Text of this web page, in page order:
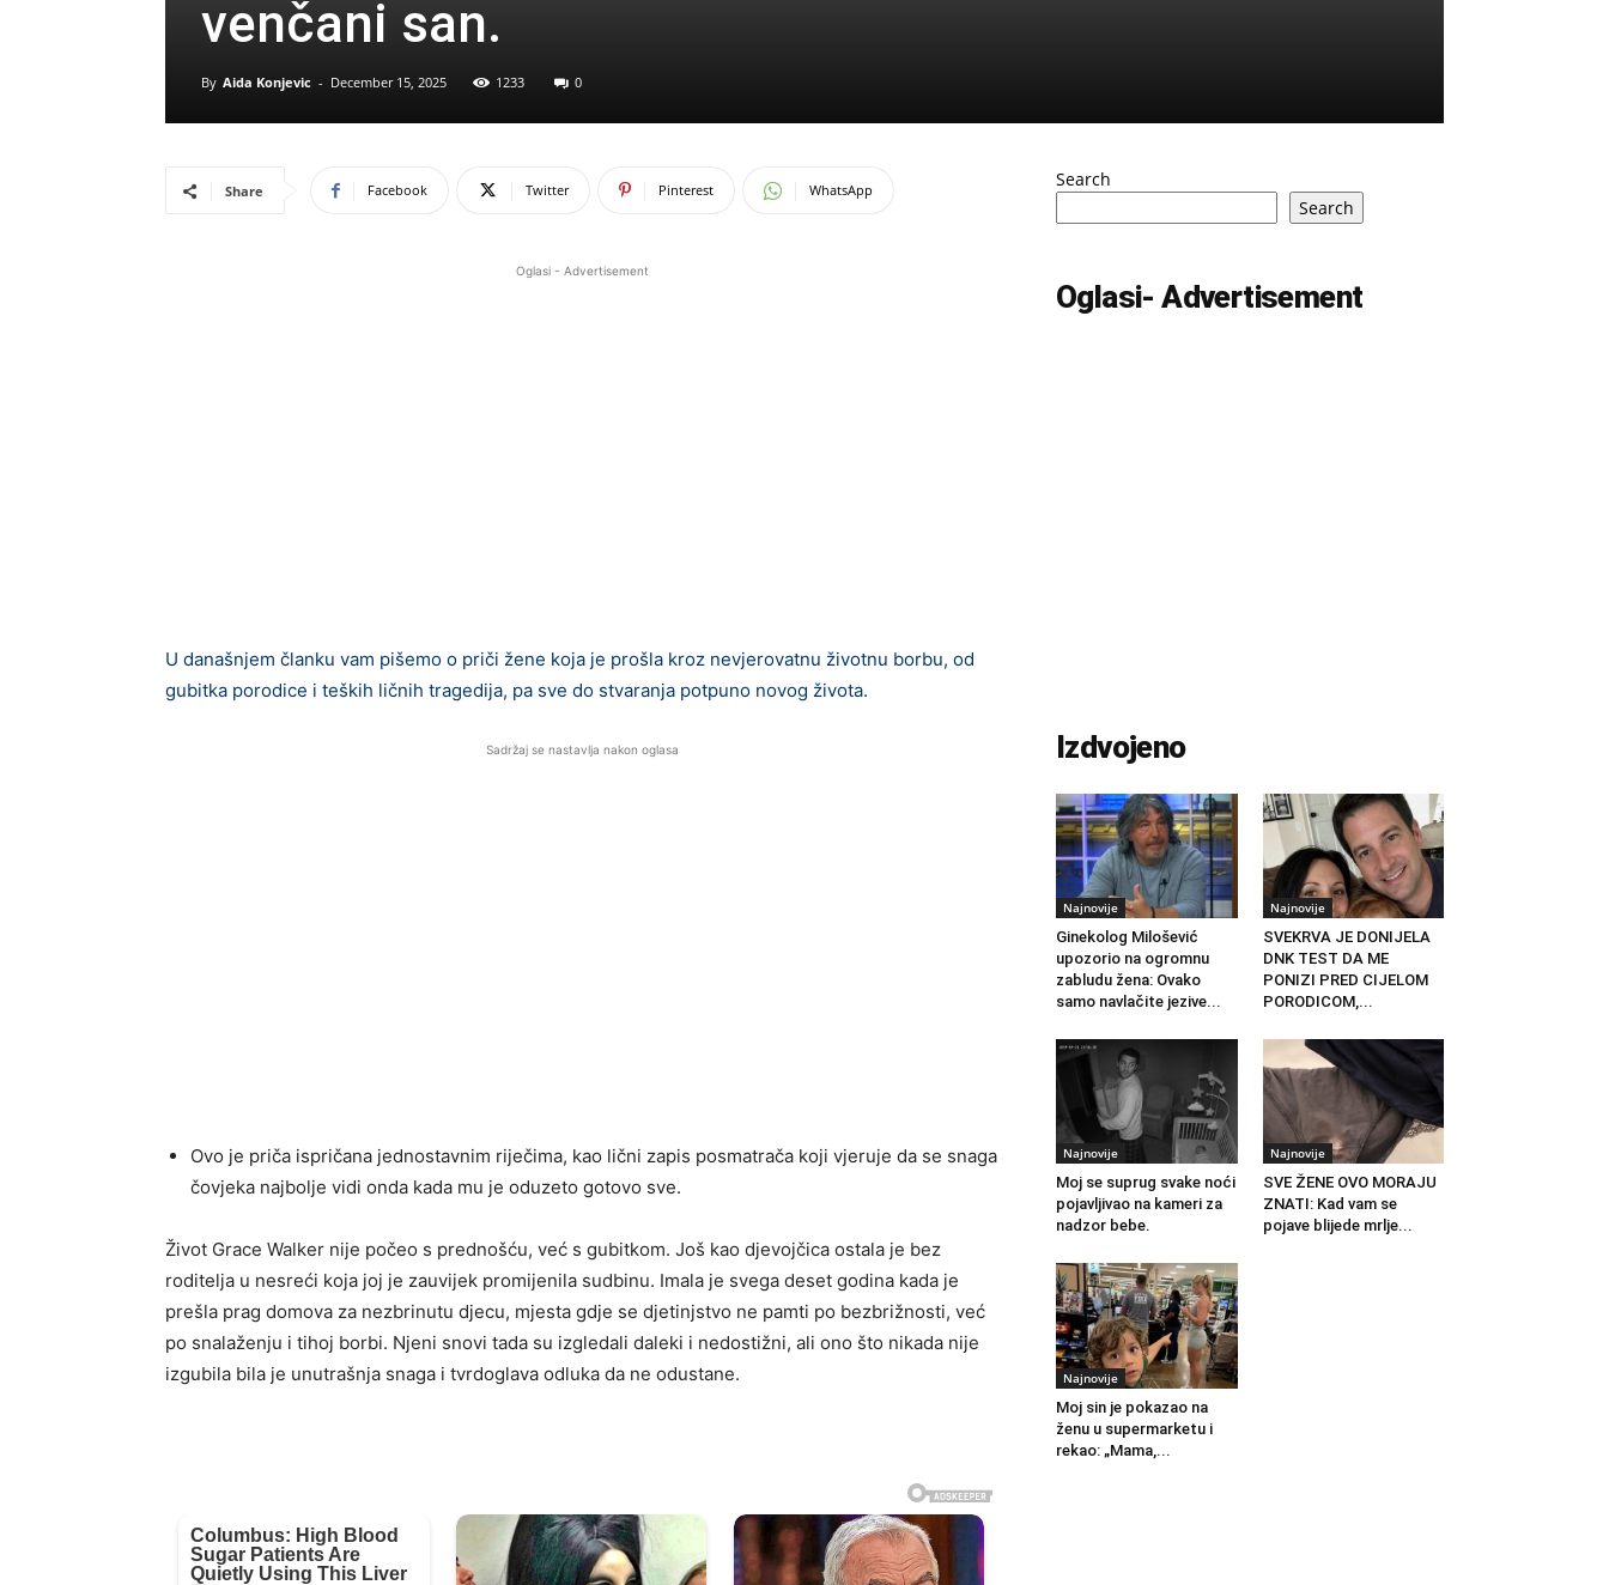
venčani san.
By Aida Konjevic - December 15, 2025 1233 0
Share Facebook Twitter Pinterest WhatsApp
Oglasi - Advertisement
U današnjem članku vam pišemo o priči žene koja je prošla kroz nevjerovatnu životnu borbu, od
gubitka porodice i teških ličnih tragedija, pa sve do stvaranja potpuno novog života.
Sadržaj se nastavlja nakon oglasa
Ovo je priča ispričana jednostavnim riječima, kao lični zapis posmatrača koji vjeruje da se snaga
čovjeka najbolje vidi onda kada mu je oduzeto gotovo sve.
Život Grace Walker nije počeo s prednošću, već s gubitkom. Još kao djevojčica ostala je bez
roditelja u nesreći koja joj je zauvijek promijenila sudbinu. Imala je svega deset godina kada je
prešla prag domova za nezbrinutu djecu, mjesta gdje se djetinjstvo ne pamti po bezbrižnosti, već
po snalaženju i tihoj borbi. Njeni snovi tada su izgledali daleki i nedostižni, ali ono što nikada nije
izgubila bila je unutrašnja snaga i tvrdoglava odluka da ne odustane.
Search
Search
Oglasi- Advertisement
Izdvojeno
Najnovije
Ginekolog Milošević
upozorio na ogromnu
zabludu žena: Ovako
samo navlačite jezive...
Najnovije
SVEKRVA JE DONIJELA
DNK TEST DA ME
PONIZI PRED CIJELOM
PORODICOM,...
Najnovije
Moj se suprug svake noći
pojavljivao na kameri za
nadzor bebe.
Najnovije
SVE ŽENE OVO MORAJU
ZNATI: Kad vam se
pojave blijede mrlje...
Najnovije
Moj sin je pokazao na
ženu u supermarketu i
rekao: „Mama,...